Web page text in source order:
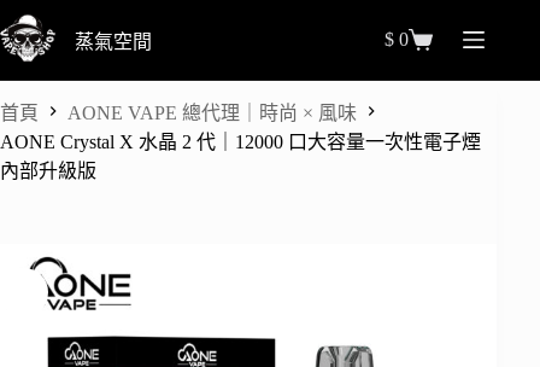
跳
至
要
內
容
蒸氣空間
物
$ 0
首頁
AONE VAPE 總代理｜時尚 × 風味
AONE Crystal X 水晶 2 代｜12000 口大容量一次性電子煙
內部升級版